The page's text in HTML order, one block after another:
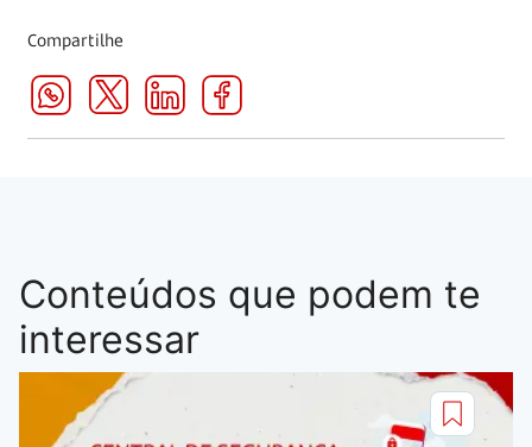
Compartilhe
Conteúdos que podem te
interessar